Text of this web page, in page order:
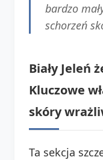
bardzo
schorzeń
Biały Jeleń
Kluczowe
skóry
Ta sekcja